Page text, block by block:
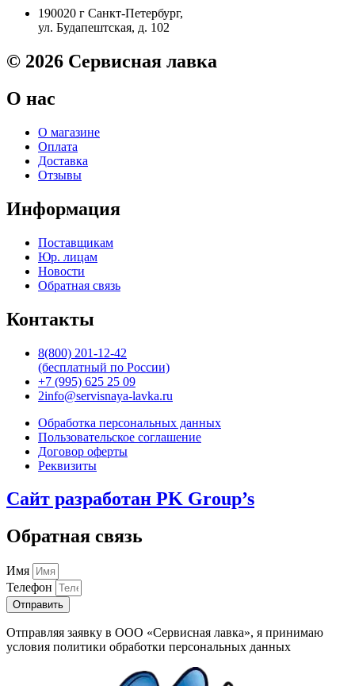
переноса
изображения
FS-
C2026
FS-
Original
190020 г Санкт-Петербург,
ул. Будапештская, д. 102
© 2026 Сервисная лавка
О нас
О магазине
Оплата
Доставка
Отзывы
Информация
Поставщикам
Юр. лицам
Новости
Обратная связь
Контакты
8(800) 201-12-42
(бесплатный по России)
+7 (995) 625 25 09
2info@servisnaya-lavka.ru
Обработка персональных данных
Пользовательское соглашение
Договор оферты
Реквизиты
Сайт разработан PK Group’s
Обратная связь
Имя
Телефон
Отправить
Отправляя заявку в ООО «Сервисная лавка», я принимаю
условия политики обработки персональных данных